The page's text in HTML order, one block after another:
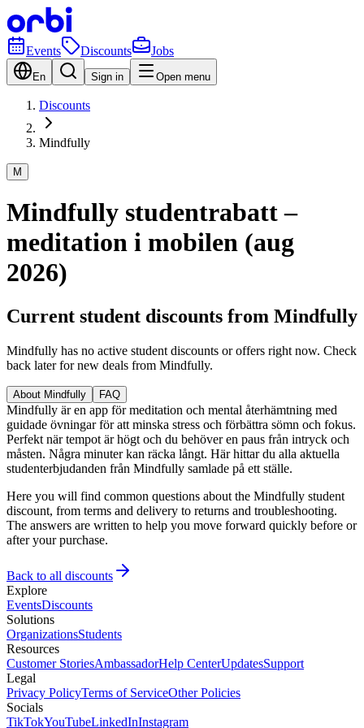
Events Discounts Jobs
En Sign in Open menu
Discounts
Mindfully
M
Mindfully studentrabatt –
meditation i mobilen (aug
2026)
Current student discounts from Mindfully
Mindfully has no active student discounts or offers right now. Check
back later for new deals from Mindfully.
About Mindfully FAQ
Mindfully är en app för meditation och mental återhämtning med
guidade övningar för att minska stress och förbättra sömn och fokus.
Perfekt när tempot är högt och du behöver en paus från intryck och
måsten. Några minuter kan räcka långt. Här hittar du alla aktuella
studenterbjudanden från Mindfully samlade på ett ställe.
Here you will find common questions about the Mindfully student
discount, from terms and delivery to returns and troubleshooting.
The answers are written to help you move forward quickly before or
after your purchase.
Back to all discounts
Explore
EventsDiscounts
Solutions
OrganizationsStudents
Resources
Customer StoriesAmbassadorHelp CenterUpdatesSupport
Legal
Privacy PolicyTerms of ServiceOther Policies
Socials
TikTokYouTubeLinkedInInstagram